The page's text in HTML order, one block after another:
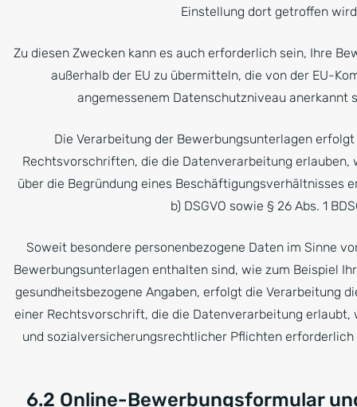
Einstellung dort getroffen
Zu diesen Zwecken kann es auch erforderlich sein, Ihre
außerhalb der EU zu übermitteln, die von der EU-
angemessenem Datenschutzniveau anerkannt
Die Verarbeitung der Bewerbungsunterlagen
Rechtsvorschriften, die die Datenverarbeitung erlauben,
über die Begründung eines Beschäftigungsverhältnisses
b) DSGVO sowie § 26 Abs. 1
Soweit besondere personenbezogene Daten im Sinne
Bewerbungsunterlagen enthalten sind, wie zum Beispiel
gesundheitsbezogene Angaben, erfolgt die Verarbeitung
einer Rechtsvorschrift, die die Datenverarbeitung erlaubt,
und sozialversicherungsrechtlicher Pflichten erforderlich
6.2 Online-Bewerbungsformular